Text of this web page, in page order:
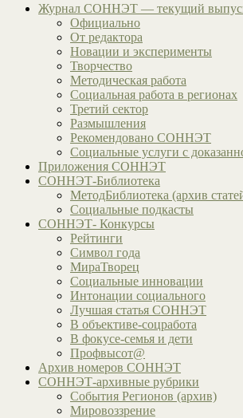
Журнал СОННЭТ — текущий
Официально
От редактора
Новации и эксперименты
Творчество
Методическая работа
Социальная работа в регионах
Третий сектор
Размышления
Рекомендовано СОННЭТ
Социальные услуги с
Приложения СОННЭТ
СОННЭТ-Библиотека
МетодБиблиотека (архив
Социальные подкасты
СОННЭТ- Конкурсы
Рейтинги
Символ года
МираТворец
Социальные инновации
Интонации социального
Лучшая статья СОННЭТ
В объективе-соцработа
В фокусе-семья и дети
Профвысот@
Архив номеров СОННЭТ
СОННЭТ-архивные рубрики
События Регионов (архив)
Мировоззрение